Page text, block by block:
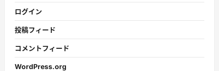
ログイン
投稿フィード
コメントフィード
WordPress.org